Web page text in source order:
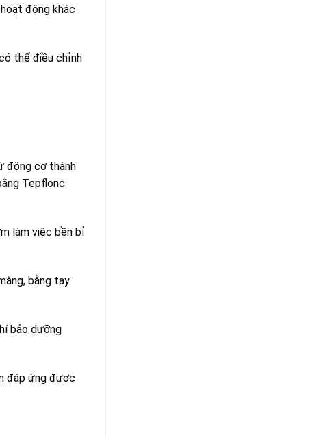
động khác
thể điều chỉnh
động cơ thành
Tepflonc
làm việc bền bỉ
bằng tay
bảo dưỡng
đáp ứng được